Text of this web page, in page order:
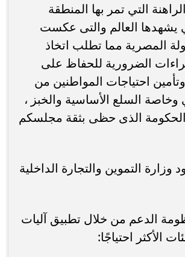
التي تمر بها المنطقة
يشهدها العالم والتى عكست
المصرية مما تطلب اتخاذ
الضرورية للحفاظ على
وتأمين احتياجات المواطنين من
السلع الأساسية والخبز ،
الحكومة الذى حظى بثقة مجلسكم
وزارة التموين والتجارة الداخلية
الدعم من خلال تطبيق آليات
الأكثر احتياجًا: